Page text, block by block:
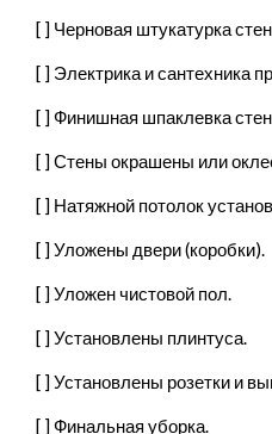
[ ] Черновая штукатурка
[ ] Электрика и сантехника
[ ] Финишная шпаклевка
[ ] Стены окрашены или
[ ] Натяжной потолок
[ ] Уложены двери (коробки).
[ ] Уложен чистовой пол.
[ ] Установлены плинтуса.
[ ] Установлены розетки и
[ ] Финальная уборка.